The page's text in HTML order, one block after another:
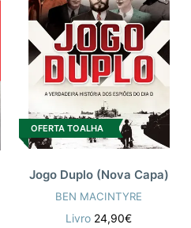
OFERTA TOALHA
Jogo Duplo (Nova Capa)
BEN MACINTYRE
Livro 24,90€